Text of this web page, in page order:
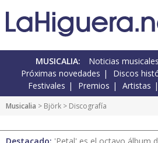
MUSICALIA: Noticias musicales
Próximas novedades
Discos
Festivales
Premios Artistas
Musicalia > Björk > Discografía